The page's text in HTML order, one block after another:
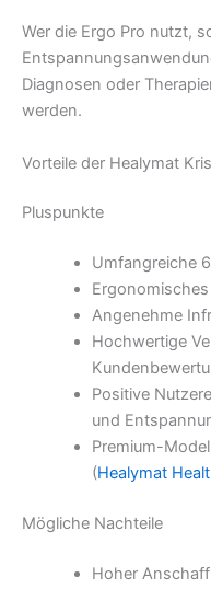
Wer die Ergo Pro nutzt,
Diagnosen oder
werden.
Vorteile der Healymat
Pluspunkte
Umfangreiche
Angenehme
Hochwertige
Positive
und
Premium-
(Healymat
Mögliche Nachteile
Hoher